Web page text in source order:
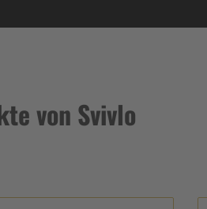
von Svivlo